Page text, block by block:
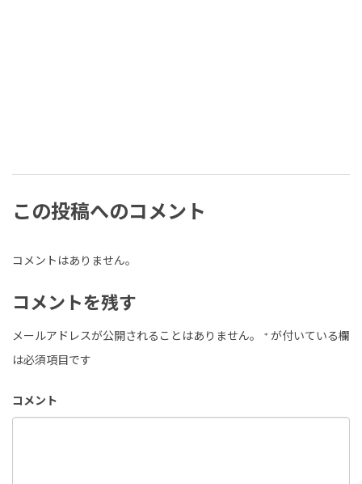
この投稿へのコメント
コメントはありません。
コメントを残す
メールアドレスが公開されることはありません。 * が付いている欄
は必須項目です
コメント